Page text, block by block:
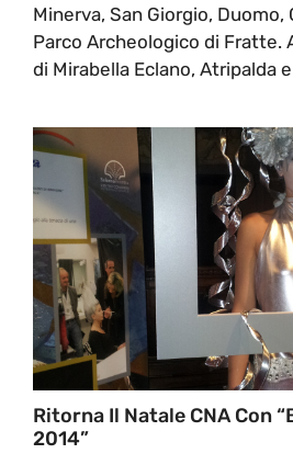
Minerva, San Giorgio, Duomo,
Parco Archeologico di Fratte.
di Mirabella Eclano, Atripalda
Ritorna Il Natale CNA Con
2014”